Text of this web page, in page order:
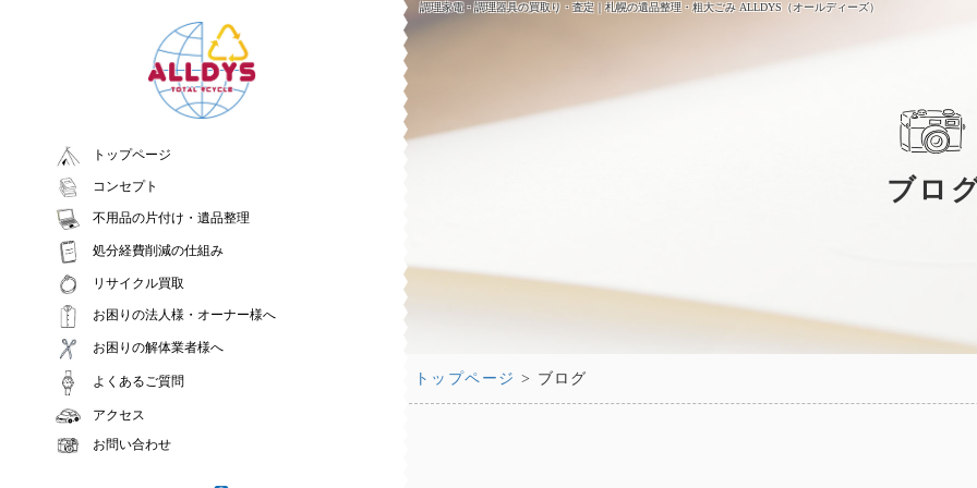
調理家電・調理器具の買取り・査定｜札幌の遺品整理・粗大ごみ ALLDYS（オールディーズ）
トップページ
コンセプト
不用品の片付け・遺品整理
処分経費削減の仕組み
リサイクル買取
お困りの法人様・オーナー様へ
お困りの解体業者様へ
よくあるご質問
アクセス
お問い合わせ
ブロ
トップページ > ブログ